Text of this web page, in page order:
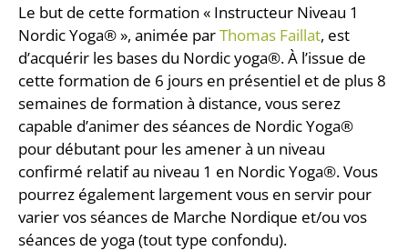
Le but de cette formation « Instructeur Niveau 1
Nordic Yoga® », animée parThomas Faillat, est
d’acquérir les bases du Nordic yoga®. À l’issue de
cette formation de 6 jours en présentiel et de plus 8
semaines de formation à distance, vous serez
capable d’animer des séances de Nordic Yoga®
pour débutant pour les amener à un niveau
confirmé relatif au niveau 1 en Nordic Yoga®. Vous
pourrez également largement vous en servir pour
varier vos séances de Marche Nordique et/ou vos
séances de yoga (tout type confondu).